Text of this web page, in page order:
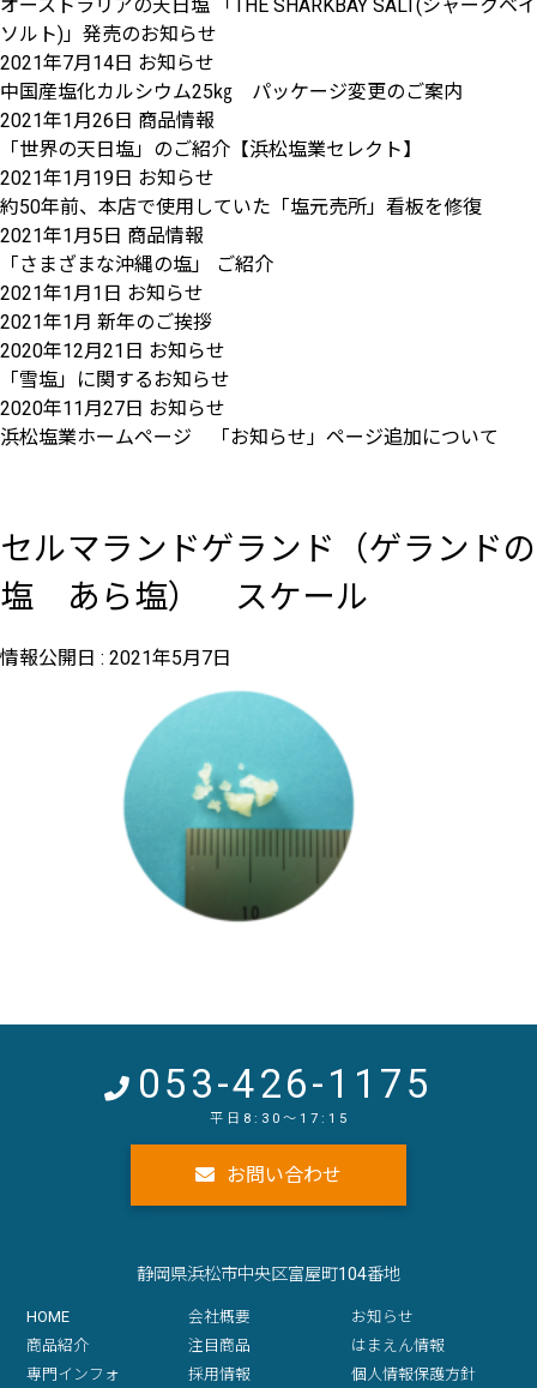
オーストラリアの天日塩 「THE SHARKBAY SALT(シャークベイ
ソルト)」発売のお知らせ
2021年7月14日 お知らせ
中国産塩化カルシウム25㎏ パッケージ変更のご案内
2021年1月26日 商品情報
「世界の天日塩」のご紹介【浜松塩業セレクト】
2021年1月19日 お知らせ
約50年前、本店で使用していた「塩元売所」看板を修復
2021年1月5日 商品情報
「さまざまな沖縄の塩」 ご紹介
2021年1月1日 お知らせ
2021年1月 新年のご挨拶
2020年12月21日 お知らせ
「雪塩」に関するお知らせ
2020年11月27日 お知らせ
浜松塩業ホームページ 「お知らせ」ページ追加について
セルマランドゲランド（ゲランドの
塩 あら塩） スケール
情報公開日 : 2021年5月7日
静岡県浜松市中央区富屋町104番地
053-426-1175
お問い合わせ
HOME 会社概要
お知らせ
商品紹介
注目商品
はまえん情報
専門インフォ
採用情報 個人情報保護方針